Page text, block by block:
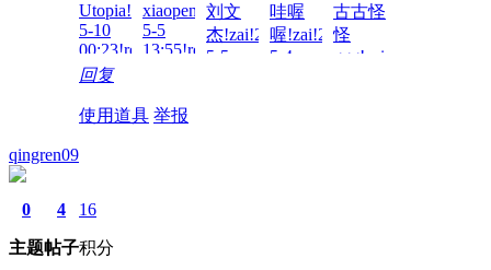
Utopia!zai!2026-
5-10
00:23!read!
xiaopeng0901!zai!2026-
5-5
13:55!read!
刘文
杰!zai!2026-
5-5
哇喔
喔!zai!2026-
5-4
古古怪
怪
ggg!zai!2026-
回复
使用道具 举报
qingren09
0
主题
4
帖子
16
积分